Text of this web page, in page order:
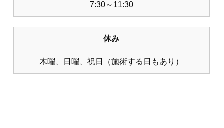
7:30～11:30
休み
木曜、日曜、祝日（施術する日もあり）